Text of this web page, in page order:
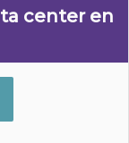
center en